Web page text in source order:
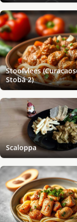
Stoofvlees
Stobá 2)
Scaloppa